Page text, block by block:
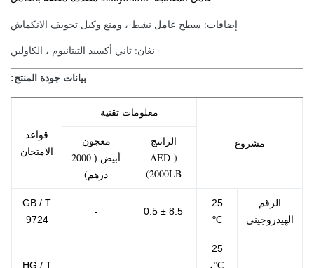
إضافات: سطح عامل نشط ، ومنع وكيل تجويف الانكماش
نغان: ثاني أكسيد التيتانيوم ، الكاولين
بيانات جودة المنتج:
مشروع
معلومات تقنية
قواعد
الامتحان
الراتنج
(AED-
2000LB)
معجون
أبيض (
2000
درهم)
الرقم
الهيدروجيني
25
℃
8.5 ± 0.5
-
GB / T
9724
25
℃،
HG / T